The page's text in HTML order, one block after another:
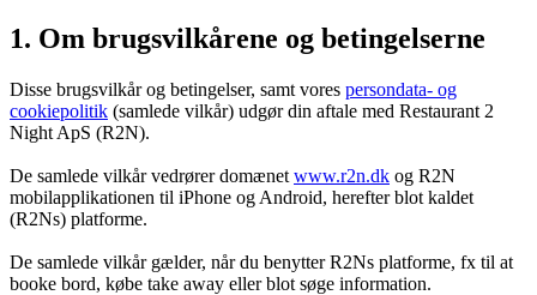
1. Om brugsvilkårene og betingelserne
Disse brugsvilkår og betingelser, samt vores persondata- og
cookiepolitik (samlede vilkår) udgør din aftale med Restaurant 2
Night ApS (R2N).
De samlede vilkår vedrører domænet www.r2n.dk og R2N
mobilapplikationen til iPhone og Android, herefter blot kaldet
(R2Ns) platforme.
De samlede vilkår gælder, når du benytter R2Ns platforme, fx til at
booke bord, købe take away eller blot søge information.